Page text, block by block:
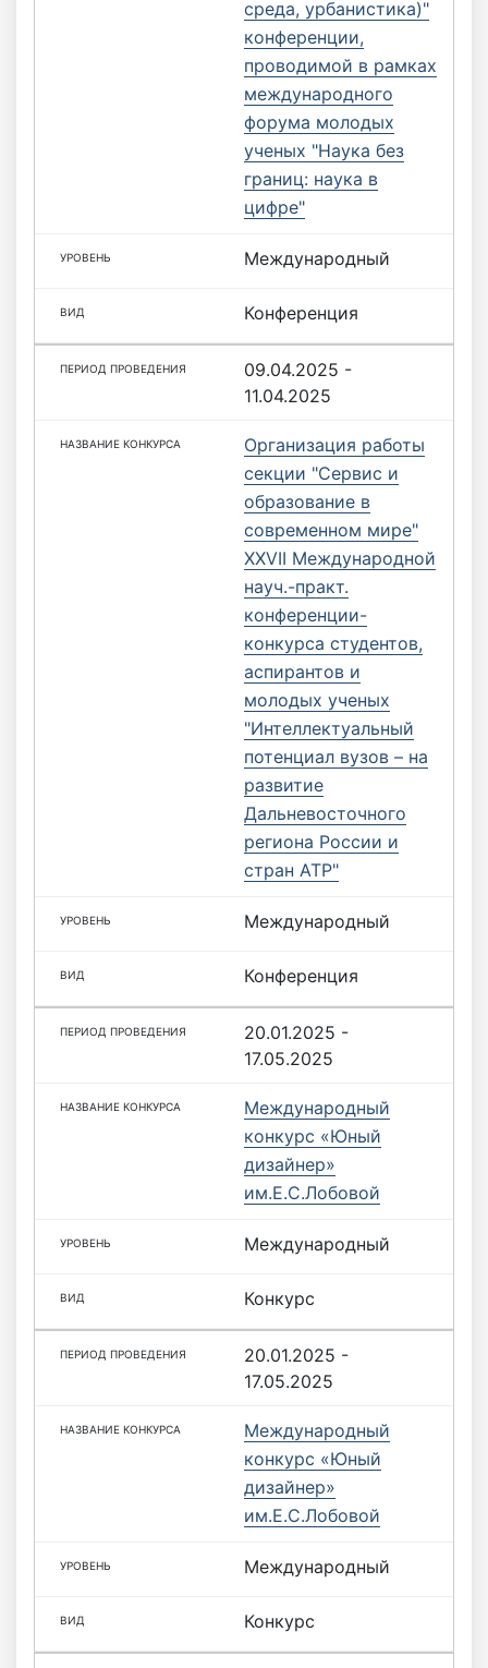
среда, урбанистика)"
конференции,
проводимой в рамках
международного
форума молодых
ученых "Наука без
границ: наука в
цифре"
Международный
Конференция
09.04.2025 -
11.04.2025
Организация работы
секции "Сервис и
образование в
современном мире"
XXVII Международной
науч.-практ.
конференции-
конкурса студентов,
аспирантов и
молодых ученых
"Интеллектуальный
потенциал вузов – на
развитие
Дальневосточного
региона России и
стран АТР"
Международный
Конференция
20.01.2025 -
17.05.2025
Международный
конкурс «Юный
дизайнер»
им.Е.С.Лобовой
Международный
Конкурс
20.01.2025 -
17.05.2025
Международный
конкурс «Юный
дизайнер»
им.Е.С.Лобовой
Международный
Конкурс